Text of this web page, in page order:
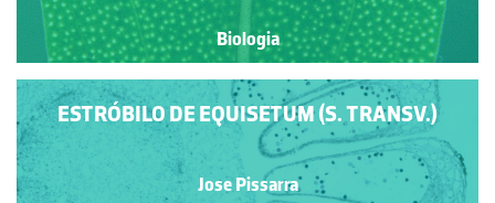
Biologia
ESTRÓBILO DE EQUISETUM (S. TRANSV.)
Jose Pissarra